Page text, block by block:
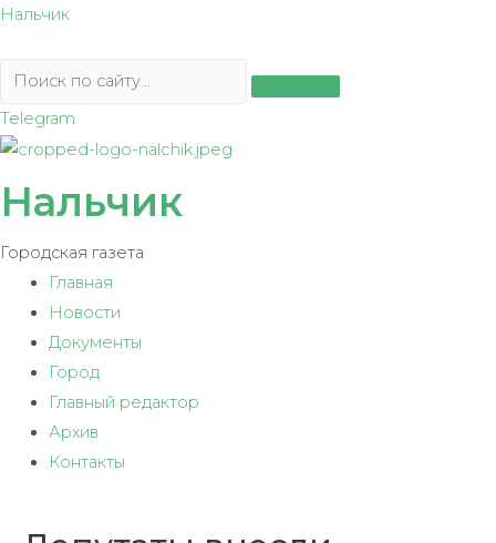
Перейти
содержимому
Нальчик
Telegram
Нальчик
Городская газета
Главная
Новости
Документы
Город
Главный редактор
Архив
Контакты